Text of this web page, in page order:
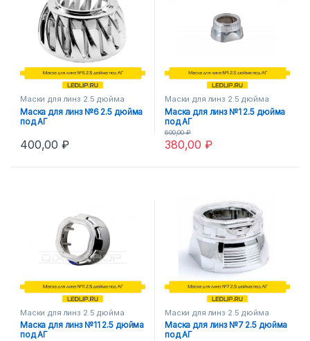
Маски для линз 2.5 дюйма
Маска для линз №6 2.5 дюйма
под АГ
400,00₽
Маски для линз 2.5 дюйма
Маска для линз №1 2.5 дюйма
под АГ
380,00₽
600,00₽
Маски для линз 2.5 дюйма
Маска для линз №11 2.5 дюйма
под АГ
Маски для линз 2.5 дюйма
Маска для линз №7 2.5 дюйма
под АГ